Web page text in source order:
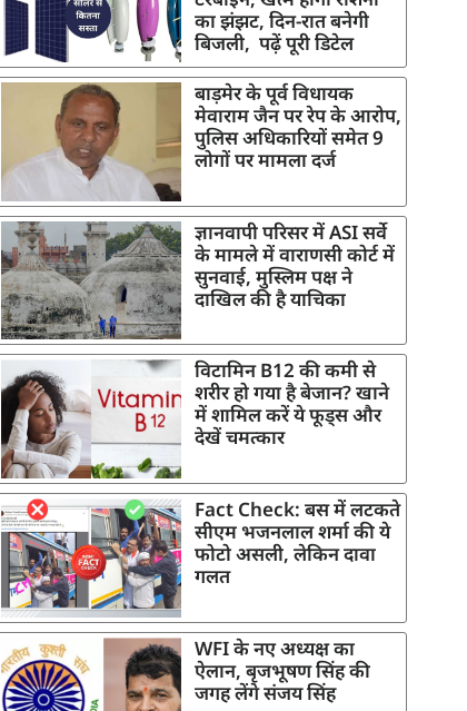
का झंझट, दिन-रात बनेगी
बिजली, पढ़ें पूरी डिटेल
बाड़मेर के पूर्व विधायक
मेवाराम जैन पर रेप के आरोप,
पुलिस अधिकारियों समेत 9
लोगों पर मामला दर्ज
ज्ञानवापी परिसर में ASI सर्वे
के मामले में वाराणसी कोर्ट में
सुनवाई, मुस्लिम पक्ष ने
दाखिल की है याचिका
विटामिन B12 की कमी से
शरीर हो गया है बेजान? खाने
में शामिल करें ये फूड्स और
देखें चमत्कार
Fact Check: बस में लटकते
सीएम भजनलाल शर्मा की ये
फोटो असली, लेकिन दावा
गलत
WFI के नए अध्यक्ष का
ऐलान, बृजभूषण सिंह की
जगह लेंगे संजय सिंह